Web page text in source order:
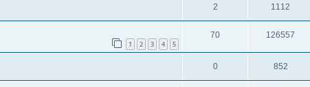
2 1112
1 2 3 4 5
70 126557
0 852